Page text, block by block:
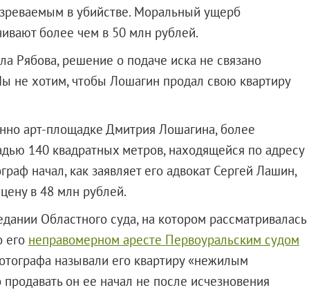
в убийстве. Моральный ущерб
более чем в 50 млн рублей.
Рябова, решение о подаче иска не связано
не хотим, чтобы Лошагин продал свою квартиру
арт-площадке Дмитрия Лошагина, более
140 квадратных метров, находящейся по адресу
начал, как заявляет его адвокат Сергей Лашин,
в 48 млн рублей.
Областного суда, на котором рассматривалась
его неправомерном аресте Первоуральским судом
называли его квартиру «нежилым
он ее начал не после исчезновения